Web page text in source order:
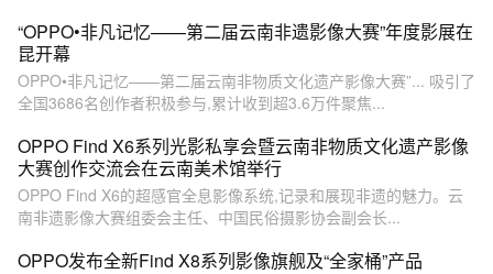
“OPPO•非凡记忆——第二届云南非遗影像大赛”年度影展在
昆开幕
OPPO•非凡记忆——第二届云南非物质文化遗产影像大赛”... 吸引了
全国3686名创作者积极参与,累计收到超3.6万件聚焦...
OPPO Find X6系列光影私享会暨云南非物质文化遗产影像
大赛创作交流会在云南美术馆举行
OPPO Find X6的超感官全息影像系统,记录和展现非遗的魅力。云
南非遗影像大赛组委会主任、中国民俗摄影协会副会长...
OPPO发布全新Find X8系列影像旗舰及“全家桶”产品